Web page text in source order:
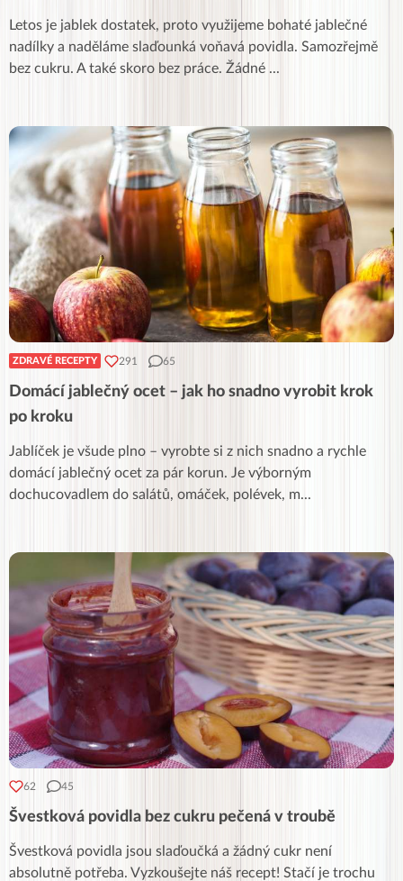
Letos je jablek dostatek, proto využijeme bohaté jablečné
nadílky a naděláme slaďounká voňavá povidla. Samozřejmě
bez cukru. A také skoro bez práce. Žádné ...
ZDRAVÉ RECEPTY 291 65
Domácí jablečný ocet – jak ho snadno vyrobit krok
po kroku
Jablíček je všude plno – vyrobte si z nich snadno a rychle
domácí jablečný ocet za pár korun. Je výborným
dochucovadlem do salátů, omáček, polévek, m...
62 45
Švestková povidla bez cukru pečená v troubě
Švestková povidla jsou slaďoučká a žádný cukr není
absolutně potřeba. Vyzkoušejte náš recept! Stačí je trochu